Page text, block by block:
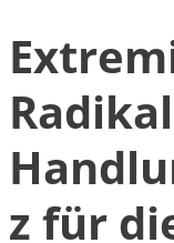
z für